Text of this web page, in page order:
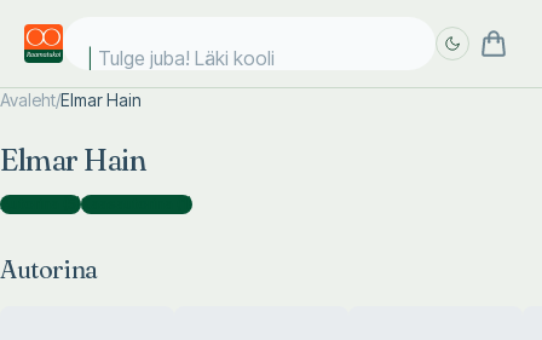
Tulge juba! Läki kooli!
Avaleht/Elmar Hain
Elmar Hain
Autorina )Kaasautorina )
Autorina